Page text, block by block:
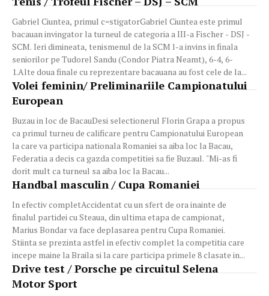
Gabriel Ciuntea, primul c=stigatorGabriel Ciuntea este primul
bacauan invingator la turneul de categoria a III-a Fischer - DSJ -
SCM. Ieri dimineata, tenismenul de la SCM l-a invins in finala
seniorilor pe Tudorel Sandu (Condor Piatra Neamt), 6-4, 6-
1.Alte doua finale cu reprezentare bacauana au fost cele de la...
Volei feminin/ Preliminariile Campionatului
European
Buzau in loc de BacauDesi selectionerul Florin Grapa a propus
ca primul turneu de calificare pentru Campionatului European
la care va participa nationala Romaniei sa aiba loc la Bacau,
Federatia a decis ca gazda competitiei sa fie Buzaul. "Mi-as fi
dorit mult ca turneul sa aiba loc la Bacau...
Handbal masculin / Cupa Romaniei
In efectiv completAccidentat cu un sfert de ora inainte de
finalul partidei cu Steaua, din ultima etapa de campionat,
Marius Bondar va face deplasarea pentru Cupa Romaniei.
Stiinta se prezinta astfel in efectiv complet la competitia care
incepe maine la Braila si la care participa primele 8 clasate in...
Drive test / Porsche pe circuitul Selena
Motor Sport